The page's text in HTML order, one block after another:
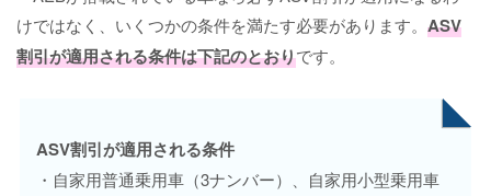
けではなく、いくつかの条件を満たす必要があります。 ASV
割引が適用される条件は下記のとおりです。
ASV割引が適用される条件
・自家用普通乗用車（3ナンバー）、自家用小型乗用車